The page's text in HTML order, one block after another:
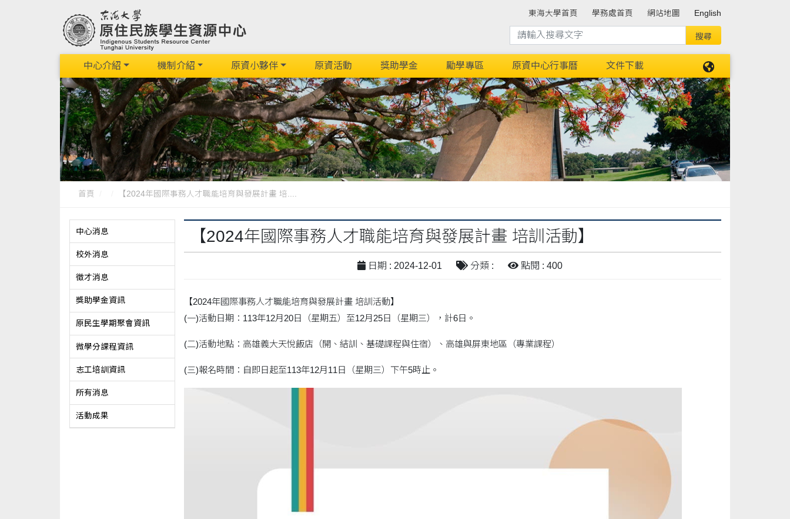
東海大學首頁 學務處首頁 網站地圖 English
中心介紹 機制介紹 原資小夥伴 原資活動 獎助學金 勵學專區 原資中心行事曆 文件下載
首頁 【2024年國際事務人才職能培育與發展計畫 培....
中心消息
校外消息
徵才消息
獎助學金資訊
原民生學期聚會資訊
微學分課程資訊
志工培訓資訊
所有消息
活動成果
【2024年國際事務人才職能培育與發展計畫 培訓活動】
日期 : 2024-12-01 分類 : 點閱 : 400
【2024年國際事務人才職能培育與發展計畫 培訓活動】
(一)活動日期：113年12月20日（星期五）至12月25日（星期三），計6日。
(二)活動地點：高雄義大天悅飯店（開、結訓、基礎課程與住宿）、高雄與屏東地區（專業課程）
(三)報名時間：自即日起至113年12月11日（星期三）下午5時止。